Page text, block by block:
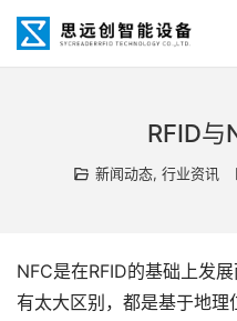
RFID与
新闻动态, 行业资讯
NFC是在RFID的基础上发
有太大区别，都是基于地